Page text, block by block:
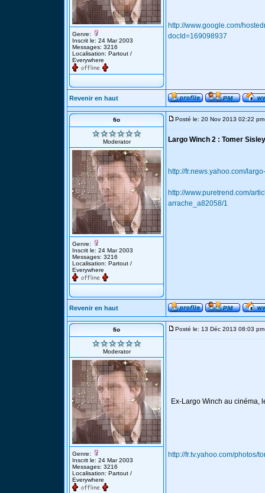
Genre:
Inscrit le: 24 Mar 2003
Messages: 3216
Localisation: Partout /
Everywhere
http://www.google.com/
docId=169098937
Revenir en haut
fio
Moderator
Genre:
Inscrit le: 24 Mar 2003
Messages: 3216
Localisation: Partout /
Everywhere
Posté le: 20 Nov 2013 02:22 pm
Largo Winch 2 : Tomer
http://fr.news.yahoo.com/
http://www.puretrend.com/
arrache_a82058/1
Revenir en haut
fio
Moderator
Genre:
Inscrit le: 24 Mar 2003
Messages: 3216
Localisation: Partout /
Everywhere
Posté le: 13 Déc 2013 08:03 pm
Ex-Largo Winch au cinéma,
http://fr.tv.yahoo.com/